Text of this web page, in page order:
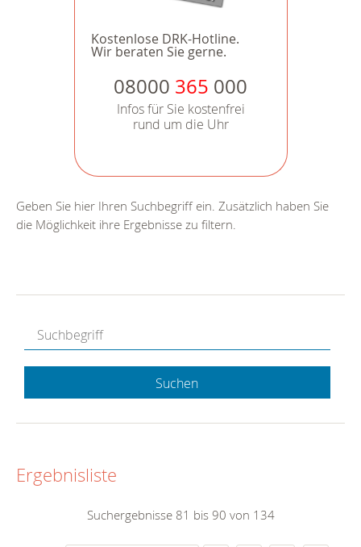
Kostenlose DRK-Hotline.
Wir beraten Sie gerne.
08000 365 000
Infos für Sie kostenfrei
rund um die Uhr
Geben Sie hier Ihren Suchbegriff ein. Zusätzlich haben Sie
die Möglichkeit ihre Ergebnisse zu filtern.
Suchen
Ergebnisliste
Suchergebnisse 81 bis 90 von 134